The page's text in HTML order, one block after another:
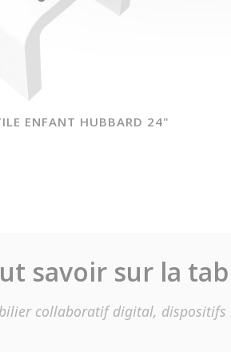
ENFANT HUBBARD 24"
savoir sur la
collaboratif digital,